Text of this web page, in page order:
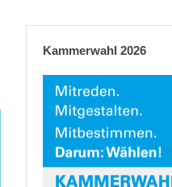
Kammerwahl 2026